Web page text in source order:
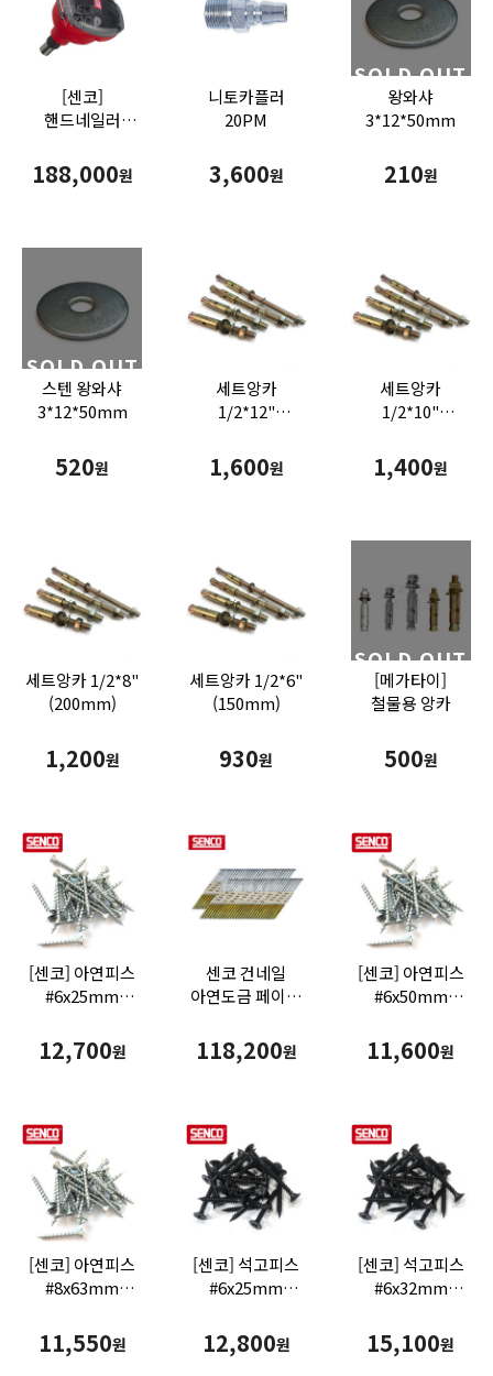
[센코]
핸드네일러
(PC0781)
188,000원
니토카플러
20PM
3,600원
SOLD OUT
왕와샤
3*12*50mm
210원
SOLD OUT
스텐 왕와샤
3*12*50mm
520원
세트앙카
1/2*12"
1,600원
세트앙카
1/2*10"
1,400원
세트앙카 1/2*8"
(200mm)
1,200원
세트앙카 1/2*6"
(150mm)
930원
SOLD OUT
[메가타이]
철물용 앙카
500원
[센코] 아연피스
#6x25mm
12,700원
센코 건네일
아연도금 페이퍼
(3000PCS/Box)
118,200원
[센코] 아연피스
#6x50mm
11,600원
[센코] 아연피스
#8x63mm
11,550원
[센코] 석고피스
#6x25mm
12,800원
[센코] 석고피스
#6x32mm
15,100원